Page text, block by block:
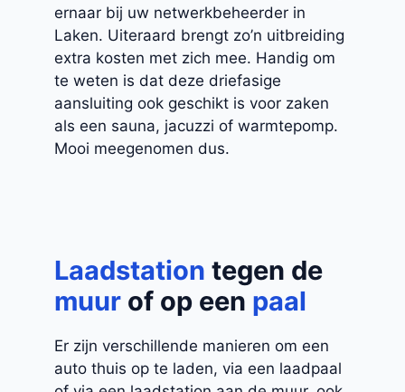
ernaar bij uw netwerkbeheerder in
Laken. Uiteraard brengt zo’n uitbreiding
extra kosten met zich mee. Handig om
te weten is dat deze driefasige
aansluiting ook geschikt is voor zaken
als een sauna, jacuzzi of warmtepomp.
Mooi meegenomen dus.
Laadstation tegen de
muur of op een paal
Er zijn verschillende manieren om een
auto thuis op te laden, via een laadpaal